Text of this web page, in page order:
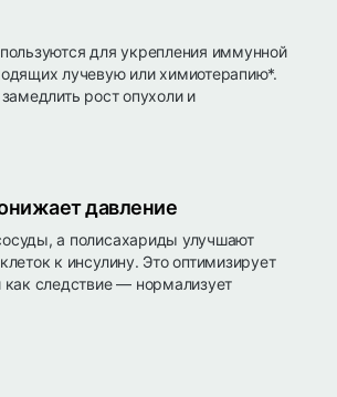
для укрепления иммунной
лучевую или химиотерапию*.
рост опухоли и
давление
а полисахариды улучшают
к инсулину. Это оптимизирует
следствие — нормализует